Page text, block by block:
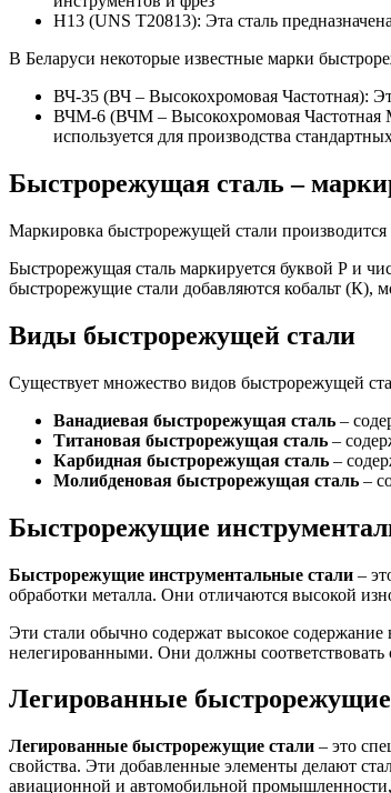
H13 (UNS T20813): Эта сталь
В Беларуси некоторые известные марки
ВЧ-35 (ВЧ – Высокохромовая Частотная):
ВЧМ-6 (ВЧМ – Высокохромовая Частотная
используется для производства
Быстрорежущая сталь –
Маркировка быстрорежущей стали производится
Быстрорежущая сталь маркируется буквой Р и
быстрорежущие стали добавляются кобальт
Виды быстрорежущей стали
Существует множество видов быстрорежущей
Ванадиевая быстрорежущая сталь –
Титановая быстрорежущая сталь –
Карбидная быстрорежущая сталь –
Молибденовая быстрорежущая сталь –
Быстрорежущие
Быстрорежущие инструментальные стали –
обработки металла. Они отличаются высокой
Эти стали обычно содержат высокое
нелегированными. Они должны соответствовать
Легированные
Легированные быстрорежущие стали – это
свойства. Эти добавленные элементы делают
авиационной и автомобильной